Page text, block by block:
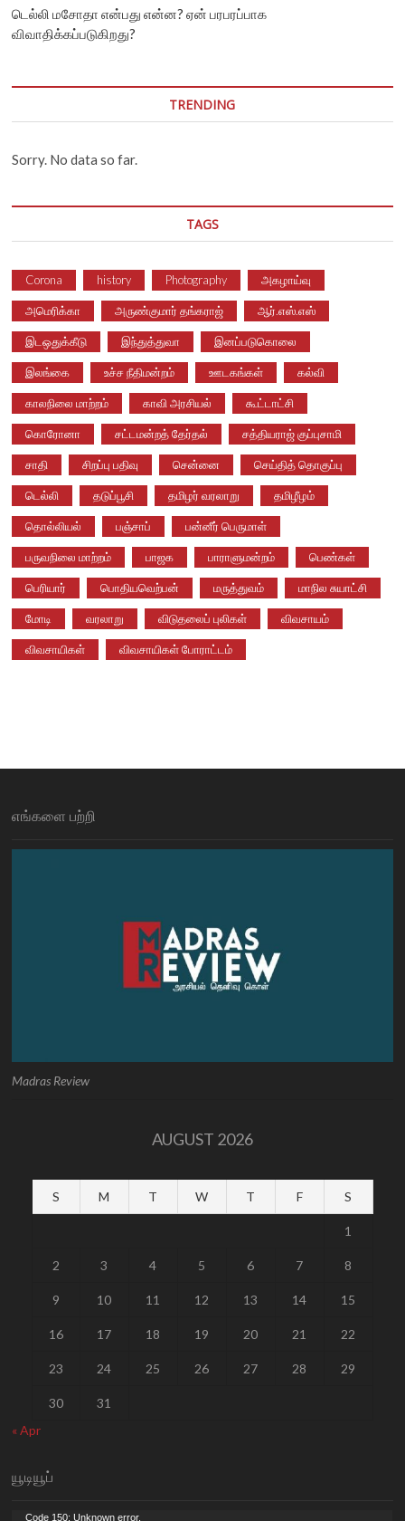
டெல்லி மசோதா என்பது என்ன? ஏன் பரபரப்பாக
விவாதிக்கப்படுகிறது?
TRENDING
Sorry. No data so far.
TAGS
Corona history Photography அகழாய்வு
அமெரிக்கா அருண்குமார் தங்கராஜ் ஆர்.எஸ்.எஸ்
இடஒதுக்கீடு இந்துத்துவா இனப்படுகொலை
இலங்கை உச்ச நீதிமன்றம் ஊடகங்கள் கல்வி
காலநிலை மாற்றம் காவி அரசியல் கூட்டாட்சி
கொரோனா சட்டமன்றத் தேர்தல் சத்தியராஜ் குப்புசாமி
சாதி சிறப்பு பதிவு சென்னை செய்தித் தொகுப்பு
டெல்லி தடுப்பூசி தமிழர் வரலாறு தமிழீழம்
தொல்லியல் பஞ்சாப் பன்னீர் பெருமாள்
பருவநிலை மாற்றம் பாஜக பாராளுமன்றம் பெண்கள்
பெரியார் பொதியவெற்பன் மருத்துவம் மாநில சுயாட்சி
மோடி வரலாறு விடுதலைப் புலிகள் விவசாயம்
விவசாயிகள் விவசாயிகள் போராட்டம்
எங்களை பற்றி
Madras Review
AUGUST 2026
S M T W T F S
1
2 3 4 5 6 7 8
9 10 11 12 13 14 15
16 17 18 19 20 21 22
23 24 25 26 27 28 29
30
31
« Apr
யூடியூப்
Code 150: Unknown error.